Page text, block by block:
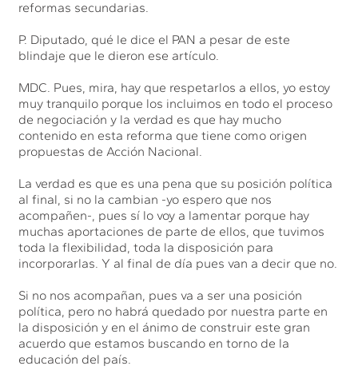
reformas secundarias.
P. Diputado, qué le dice el PAN a pesar de este
blindaje que le dieron ese artículo.
MDC. Pues, mira, hay que respetarlos a ellos, yo estoy
muy tranquilo porque los incluimos en todo el proceso
de negociación y la verdad es que hay mucho
contenido en esta reforma que tiene como origen
propuestas de Acción Nacional.
La verdad es que es una pena que su posición política
al final, si no la cambian -yo espero que nos
acompañen-, pues sí lo voy a lamentar porque hay
muchas aportaciones de parte de ellos, que tuvimos
toda la flexibilidad, toda la disposición para
incorporarlas. Y al final de día pues van a decir que no.
Si no nos acompañan, pues va a ser una posición
política, pero no habrá quedado por nuestra parte en
la disposición y en el ánimo de construir este gran
acuerdo que estamos buscando en torno de la
educación del país.